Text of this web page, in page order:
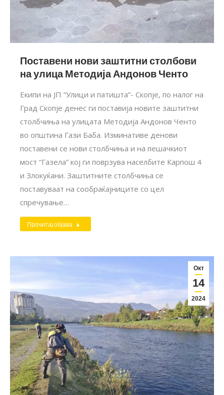
Поставени нови заштитни столбови
на улица Методија Андонов Ченто
Екипи на ЈП “Улици и патишта”- Скопје, по налог на
Град Скопје денес ги поставија новите заштитни
столбчиња на улицата Методија Андонов Ченто
во општина Гази Баба. Изминативе денови
поставени се нови столбчиња и на пешачкиот
мост “Газела” кој ги поврзува населбите Карпош 4
и Злокуќани. Заштитните столбчиња се
поставуваат на сообраќајниците со цел
спречување…
Прочитај објава
Окт
14
2024